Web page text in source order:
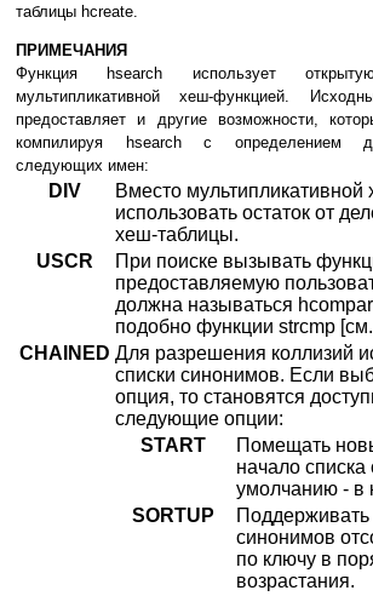
таблицы hcreate.
ПРИМЕЧАНИЯ
Функция hsearch использует
мультипликативной хеш-функцией.
предоставляет и другие возможности,
компилируя hsearch с определением
следующих имен:
DIV
Вместо
использовать остаток от
хеш-таблицы.
USCR
При поиске вызывать
предоставляемую
должна называться
подобно функции strcmp [см.
CHAINED Для разрешения коллизий
списки синонимов. Если
опция, то становятся
следующие опции:
START
Помещать
начало
умолчанию - в
SORTUP
Поддерживать
синонимов
по ключу в
возрастания.